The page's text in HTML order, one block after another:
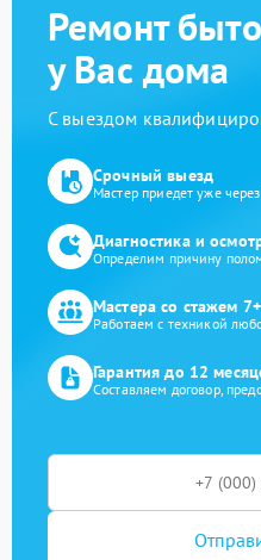
Ремонт
у Вас дома
С выездом
Срочный выезд
Мастер приедет уже
Диагностика и
Определим причину
Мастера со стажем
Работаем с техникой
Гарантия до 12
Составляем договор,